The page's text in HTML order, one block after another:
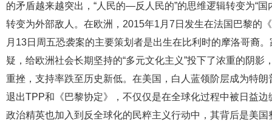
的矛盾越来越突出，“人民的—反人民的”的思维逻辑转变为“
转变为外部敌人。在欧洲，2015年1月7日发生在法国巴黎的
月13日周五恐袭案的主要策划者是出生在比利时的摩洛哥裔
疑，给欧洲社会长期坚持的“多元文化主义”投下了浓重的阴
重挫，支持率跌至历史新低。在美国，白人蓝领阶层成为特朗
退出TPP和《巴黎协定》，不仅仅是在全球化过程中被日益
政治精英也加入到反全球化的民粹主义行动中，其背后是美